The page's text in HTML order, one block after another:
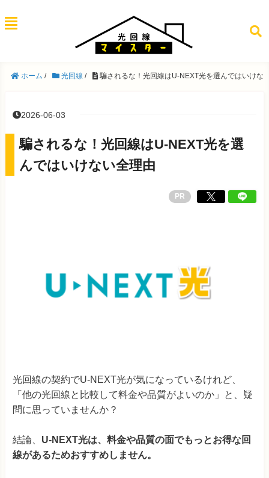
ホーム / 光回線 / 騙されるな！光回線はU-NEXT光を選んではいけな
2026-06-03
騙されるな！光回線はU-NEXT光を選
んではいけない全理由
PR
光回線の契約でU-NEXT光が気になっているけれど、
「他の光回線と比較して料金や品質がよいのか」と、疑
問に思っていませんか？
結論、 U-NEXT光は、料金や品質の面でもっとお得な回
線があるためおすすめしません。